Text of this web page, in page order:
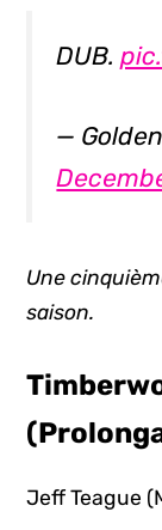
DUB.
—
Une
saison.
Jeff Teague